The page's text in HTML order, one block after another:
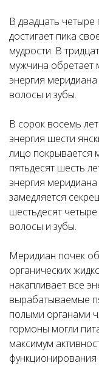
В двадцать
достигает пика
мудрости. В
мужчина обретает
энергия
волосы и зубы.
В сорок восемь
энергия шести
лицо покрывается
пятьдесят шесть
энергия
замедляется
шестьдесят
волосы и зубы.
Меридиан почек
органических
накапливает все
вырабатываемые
полыми органами
гормоны могли
максимум